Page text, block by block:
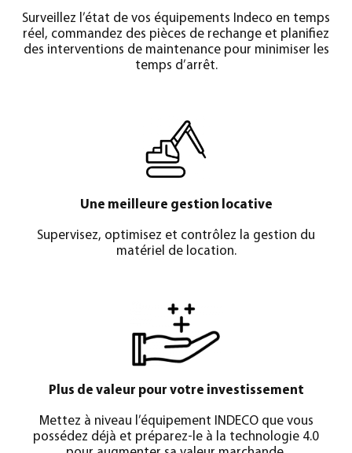
Surveillez l’état de vos équipements Indeco en temps
réel, commandez des pièces de rechange et planifiez
des interventions de maintenance pour minimiser les
temps d’arrêt.
Une meilleure gestion locative
Supervisez, optimisez et contrôlez la gestion du
matériel de location.
Plus de valeur pour votre investissement
Mettez à niveau l’équipement INDECO que vous
possédez déjà et préparez-le à la technologie 4.0